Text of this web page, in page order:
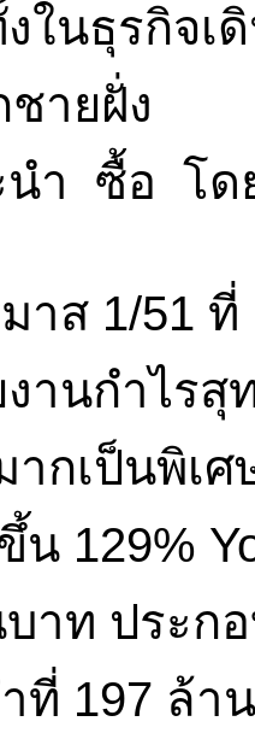
ในธุรกิจเ
ายฝั่ง
ซื้อ โดยมี
าส 1/51
นกำไรสุ
ากเป็นพิเ
129%
าท ประก
ที่ 197 ล้